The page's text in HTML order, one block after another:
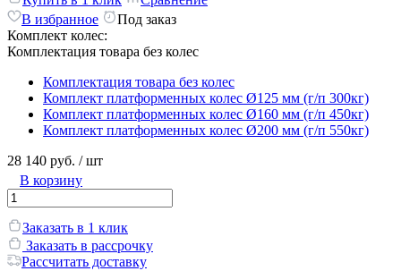
В избранное
Под заказ
Комплект колес:
Комплектация товара без колес
Комплектация товара без колес
Комплект платформенных колес Ø125 мм (г/п 300кг)
Комплект платформенных колес Ø160 мм (г/п 450кг)
Комплект платформенных колес Ø200 мм (г/п 550кг)
28 140 руб. / шт
В корзину
Заказать в 1 клик
Заказать в рассрочку
Рассчитать доставку